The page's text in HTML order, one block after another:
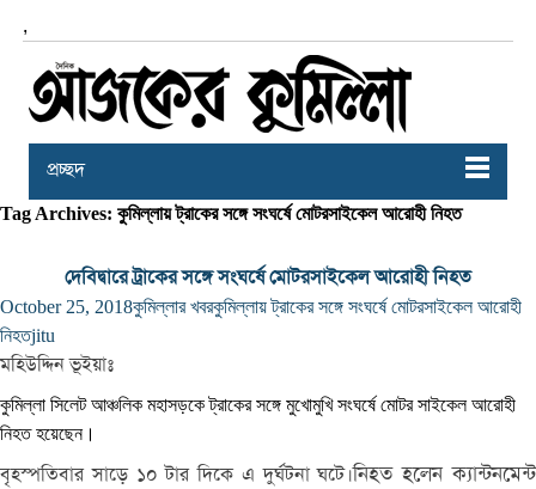
,
প্রচ্ছদ
Tag Archives: কুমিল্লায় ট্রাকের সঙ্গে সংঘর্ষে মোটরসাইকেল আরোহী নিহত
দেবিদ্বারে ট্রাকের সঙ্গে সংঘর্ষে মোটরসাইকেল আরোহী নিহত
October 25, 2018কুমিল্লার খবরকুমিল্লায় ট্রাকের সঙ্গে সংঘর্ষে মোটরসাইকেল আরোহী
নিহতjitu
মহিউদ্দিন ভূইয়াঃ
কুমিল্লা সিলেট আঞ্চলিক মহাসড়কে ট্রাকের সঙ্গে মুখোমুখি সংঘর্ষে মোটর সাইকেল আরোহী
নিহত হয়েছেন।
বৃহস্পতিবার সাড়ে ১০ টার দিকে এ দুর্ঘটনা ঘটে।নিহত হলেন ক্যান্টনমেন্ট